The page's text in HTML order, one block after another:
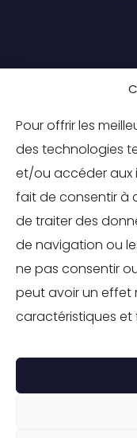
Pour offrir les
des technologies
et/ou accéder aux
fait de consentir à
de traiter des
de navigation ou
ne pas consentir
peut avoir un effet
caractéristiques et